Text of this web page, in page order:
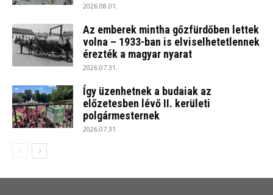
2026.08.01.
Az emberek mintha gőzfürdőben lettek
volna – 1933-ban is elviselhetetlennek
érezték a magyar nyarat
2026.07.31.
Így üzenhetnek a budaiak az
előzetesben lévő II. kerületi
polgármesternek
2026.07.31.